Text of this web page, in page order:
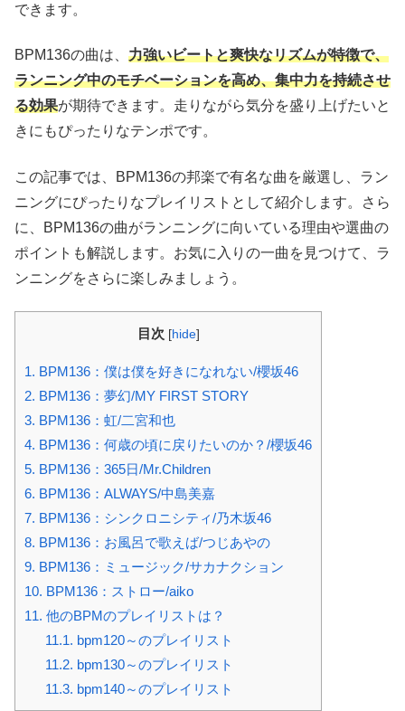
できます。
BPM136の曲は、 力強いビートと爽快なリズムが特徴で、
ランニング中のモチベーションを高め、集中力を持続させ
る効果が期待できます。走りながら気分を盛り上げたいと
きにもぴったりなテンポです。
この記事では、BPM136の邦楽で有名な曲を厳選し、ラン
ニングにぴったりなプレイリストとして紹介します。さら
に、BPM136の曲がランニングに向いている理由や選曲の
ポイントも解説します。お気に入りの一曲を見つけて、ラ
ンニングをさらに楽しみましょう。
目次 [hide]
1. BPM136：僕は僕を好きになれない/櫻坂46
2. BPM136：夢幻/MY FIRST STORY
3. BPM136：虹/二宮和也
4. BPM136：何歳の頃に戻りたいのか？/櫻坂46
5. BPM136：365日/Mr.Children
6. BPM136：ALWAYS/中島美嘉
7. BPM136：シンクロニシティ/乃木坂46
8. BPM136：お風呂で歌えば/つじあやの
9. BPM136：ミュージック/サカナクション
10. BPM136：ストロー/aiko
11. 他のBPMのプレイリストは？
11.1. bpm120～のプレイリスト
11.2. bpm130～のプレイリスト
11.3. bpm140～のプレイリスト